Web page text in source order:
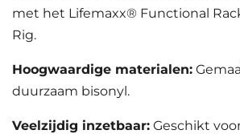
met het Lifemaxx® Functional
Rig.
Hoogwaardige materialen:
duurzaam bisonyl.
Veelzijdig inzetbaar: Geschikt